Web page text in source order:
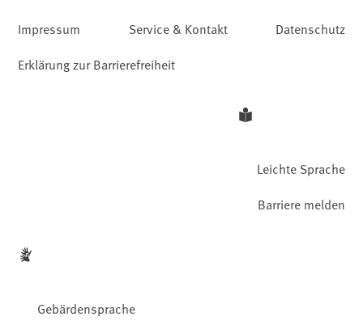
Impressum Service & Kontakt
Datenschutz
Erklärung zur Barrierefreiheit
Leichte Sprache
Gebärdensprache
Barriere melden